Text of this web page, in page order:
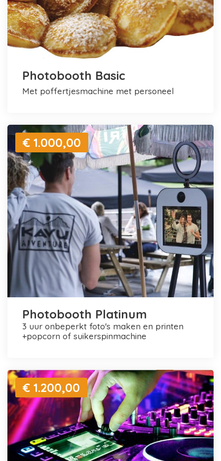
Photobooth Basic
met poffertjesmachine met personeel
€ 1.000,00
Photobooth Platinum
3 uur onbeperkt foto's maken en printen
+popcorn of suikerspinmachine
€ 1.200,00